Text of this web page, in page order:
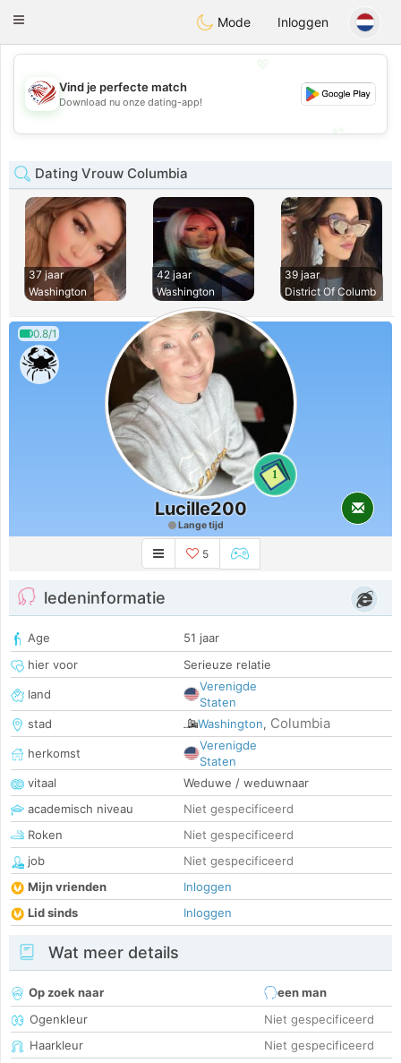
StatesDating
Toggle
Mode Inloggen
💖
💕
Vind je perfecte match
Download nu onze dating-app!
Dating Vrouw Columbia
37 jaar
Washington
42 jaar
Washington
39 jaar
District Of Columb
0.8/1
1
Lucille200
Lange tijd
5
ledeninformatie
Age
51 jaar
hier voor
Serieuze relatie
land
Verenigde
Staten
stad
Washington, Columbia
herkomst
Verenigde
Staten
vitaal
Weduwe / weduwnaar
academisch niveau
Niet gespecificeerd
Roken
Niet gespecificeerd
job
Niet gespecificeerd
Mijn vrienden
Inloggen
Lid sinds
Inloggen
Wat meer details
Op zoek naar
een man
Ogenkleur
Niet gespecificeerd
Haarkleur
Niet gespecificeerd